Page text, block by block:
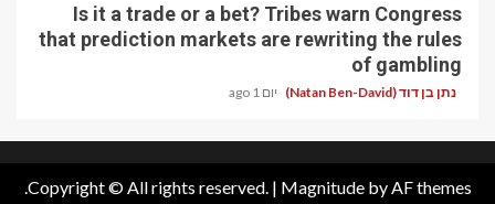
Is it a trade or a bet? Tribes warn Congress
that prediction markets are rewriting the rules
of gambling
נתן בן דוד (Natan Ben-David) יום 1 ago
Copyright © All rights reserved. | Magnitudeby AF themes.